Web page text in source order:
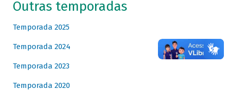
Outras temporadas
Temporada 2025
Temporada 2024
Temporada 2023
Temporada 2020